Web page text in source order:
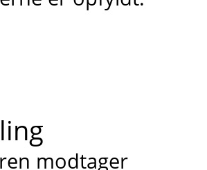
modtager